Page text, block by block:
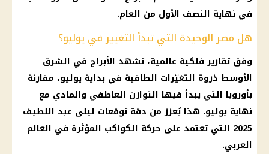
في نهاية النصف الأول من العام.
هل مصر الوحيدة التي تبدأ التغيير في يوليو؟
وفق تقارير فلكية عالمية، تشهد الأبراج في الشرق
الأوسط ذروة التغيّرات الطاقية في بداية يوليو، مقارنة
بأوروبا التي يبدأ فيها التوازن العاطفي والمادي مع
نهاية يوليو. هذا يُعزز من دقة توقعات ليلى عبد اللطيف
2025 التي تعتمد على حركة الكواكب المؤثرة في العالم
العربي.